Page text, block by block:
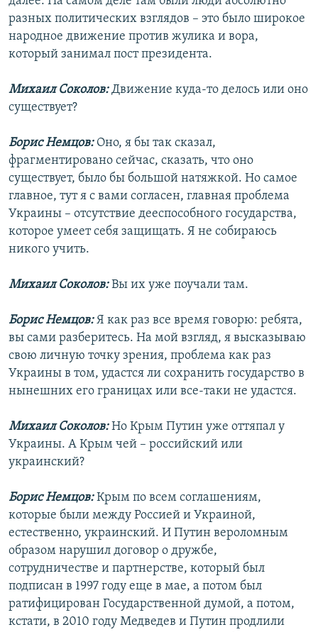
разных политических взглядов – это было широкое
народное движение против жулика и вора,
который занимал пост президента.
Михаил Соколов:Движение куда-то делось или оно
существует?
Борис Немцов:Оно, я бы так сказал,
фрагментировано сейчас, сказать, что оно
существует, было бы большой натяжкой. Но самое
главное, тут я с вами согласен, главная проблема
Украины – отсутствие дееспособного государства,
которое умеет себя защищать. Я не собираюсь
никого учить.
Михаил Соколов:Вы их уже поучали там.
Борис Немцов:Я как раз все время говорю: ребята,
вы сами разберитесь. На мой взгляд, я высказываю
свою личную точку зрения, проблема как раз
Украины в том, удастся ли сохранить государство в
нынешних его границах или все-таки не удастся.
Михаил Соколов:Но Крым Путин уже оттяпал у
Украины. А Крым чей – российский или
украинский?
Борис Немцов:Крым по всем соглашениям,
которые были между Россией и Украиной,
естественно, украинский. И Путин вероломным
образом нарушил договор о дружбе,
сотрудничестве и партнерстве, который был
подписан в 1997 году еще в мае, а потом был
ратифицирован Государственной думой, а потом,
кстати, в 2010 году Медведев и Путин продлили